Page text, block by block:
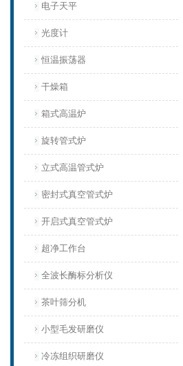
电子天平
光度计
恒温振荡器
干燥箱
箱式高温炉
旋转管式炉
立式高温管式炉
密封式真空管式炉
开启式真空管式炉
超净工作台
全波长酶标分析仪
茶叶筛分机
小型毛发研磨仪
冷冻组织研磨仪